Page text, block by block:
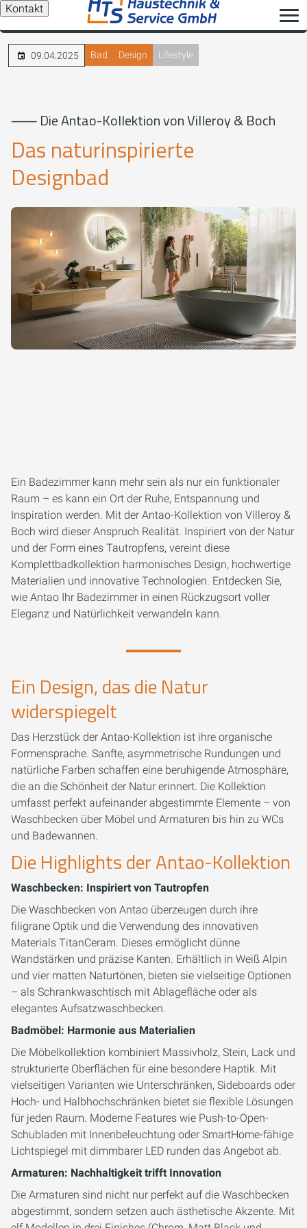
Kontakt
09.04.2025 Bad Design Lifestyle
⸺ Die Antao-Kollektion von Villeroy & Boch
Das naturinspirierte
Designbad
Ein Badezimmer kann mehr sein als nur ein funktionaler
Raum – es kann ein Ort der Ruhe, Entspannung und
Inspiration werden. Mit der Antao-Kollektion von Villeroy &
Boch wird dieser Anspruch Realität. Inspiriert von der Natur
und der Form eines Tautropfens, vereint diese
Komplettbadkollektion harmonisches Design, hochwertige
Materialien und innovative Technologien. Entdecken Sie,
wie Antao Ihr Badezimmer in einen Rückzugsort voller
Eleganz und Natürlichkeit verwandeln kann.
Ein Design, das die Natur
widerspiegelt
Das Herzstück der Antao-Kollektion ist ihre organische
Formensprache. Sanfte, asymmetrische Rundungen und
natürliche Farben schaffen eine beruhigende Atmosphäre,
die an die Schönheit der Natur erinnert. Die Kollektion
umfasst perfekt aufeinander abgestimmte Elemente – von
Waschbecken über Möbel und Armaturen bis hin zu WCs
und Badewannen.
Die Highlights der Antao-Kollektion
Waschbecken: Inspiriert von Tautropfen
Die Waschbecken von Antao überzeugen durch ihre
filigrane Optik und die Verwendung des innovativen
Materials TitanCeram. Dieses ermöglicht dünne
Wandstärken und präzise Kanten. Erhältlich in Weiß Alpin
und vier matten Naturtönen, bieten sie vielseitige Optionen
– als Schrankwaschtisch mit Ablagefläche oder als
elegantes Aufsatzwaschbecken.
Badmöbel: Harmonie aus Materialien
Die Möbelkollektion kombiniert Massivholz, Stein, Lack und
strukturierte Oberflächen für eine besondere Haptik. Mit
vielseitigen Varianten wie Unterschränken, Sideboards oder
Hoch- und Halbhochschränken bietet sie flexible Lösungen
für jeden Raum. Moderne Features wie Push-to-Open-
Schubladen mit Innenbeleuchtung oder SmartHome-fähige
Lichtspiegel mit dimmbarer LED runden das Angebot ab.
Armaturen: Nachhaltigkeit trifft Innovation
Die Armaturen sind nicht nur perfekt auf die Waschbecken
abgestimmt, sondern setzen auch ästhetische Akzente. Mit